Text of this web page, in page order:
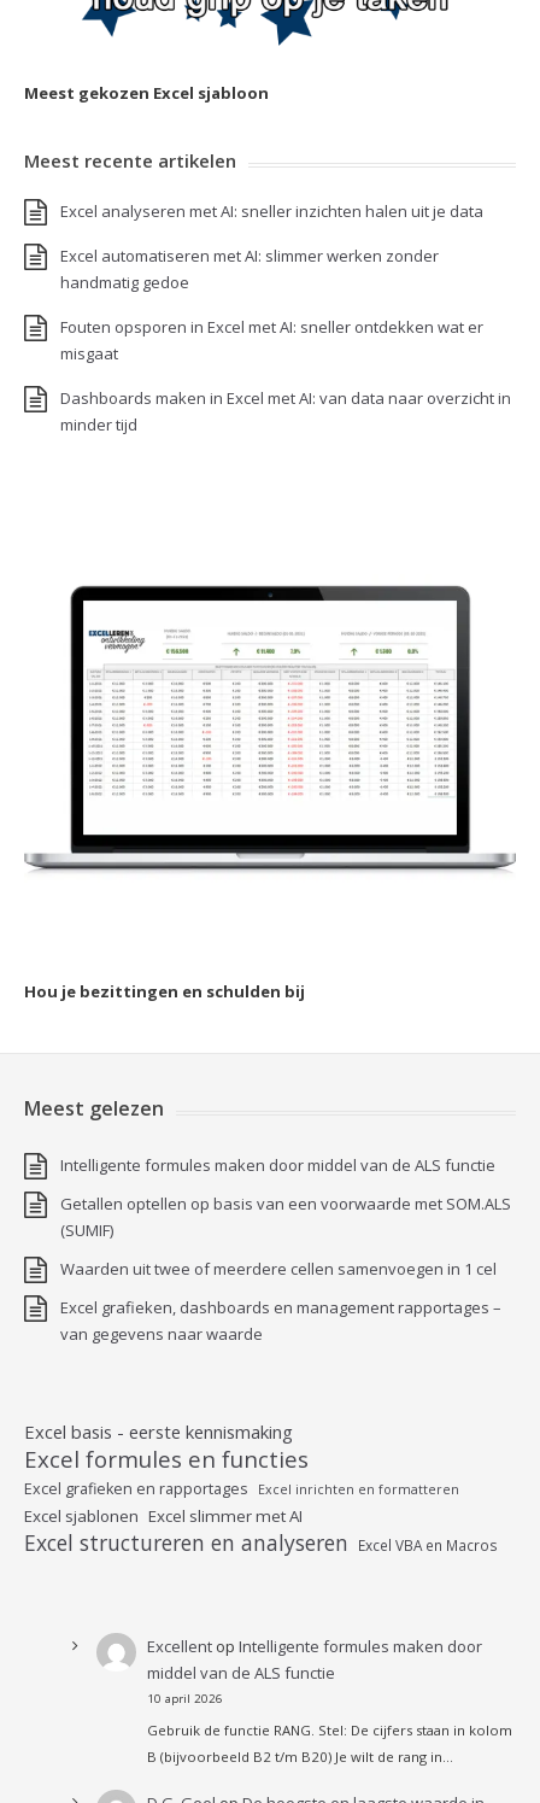
Meest gekozen Excel sjabloon
Meest recente artikelen
Excel analyseren met AI: sneller inzichten halen uit je data
Excel automatiseren met AI: slimmer werken zonder
handmatig gedoe
Fouten opsporen in Excel met AI: sneller ontdekken wat er
misgaat
Dashboards maken in Excel met AI: van data naar overzicht in
minder tijd
Hou je bezittingen en schulden bij
Meest gelezen
Intelligente formules maken door middel van de ALS functie
Getallen optellen op basis van een voorwaarde met SOM.ALS
(SUMIF)
Waarden uit twee of meerdere cellen samenvoegen in 1 cel
Excel grafieken, dashboards en management rapportages –
van gegevens naar waarde
Excel basis - eerste kennismaking
Excel formules en functies
Excel grafieken en rapportages Excel inrichten en formatteren
Excel sjablonen Excel slimmer met AI
Excel structureren en analyseren Excel VBA en Macros
Excellent opIntelligente formules maken door
middel van de ALS functie
10 april 2026
Gebruik de functie RANG. Stel: De cijfers staan in kolom
B (bijvoorbeeld B2 t/m B20) Je wilt de rang in…